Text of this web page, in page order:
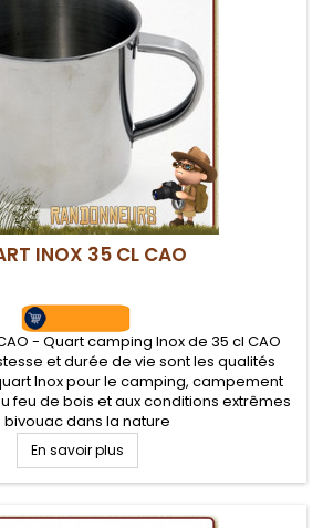
INOX 35 CL CAO
- Quart camping Inox de 35 cl CAO
et durée de vie sont les qualités
Inox pour le camping, campement
feu de bois et aux conditions extrêmes
bivouac dans la nature
En savoir plus